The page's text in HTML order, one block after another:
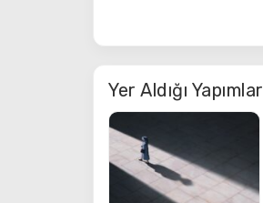
Yer Aldığı Yapımlar